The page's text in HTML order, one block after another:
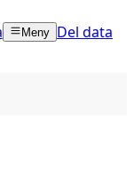
Meny Del data